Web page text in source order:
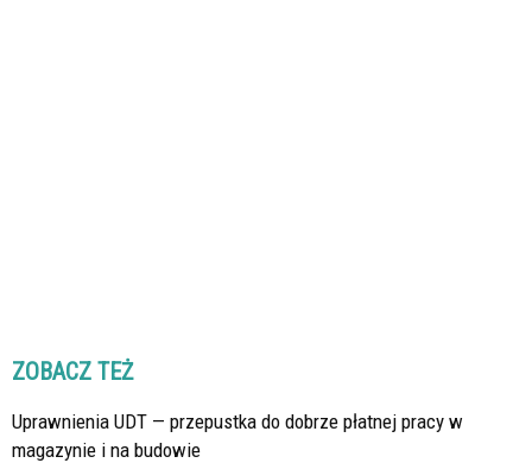
ZOBACZ TEŻ
Uprawnienia UDT — przepustka do dobrze płatnej pracy w
magazynie i na budowie